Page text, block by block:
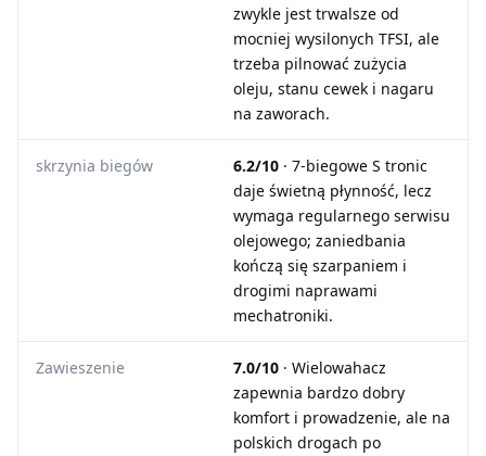
zwykle jest trwalsze od
mocniej wysilonych TFSI, ale
trzeba pilnować zużycia
oleju, stanu cewek i nagaru
na zaworach.
skrzynia biegów 6.2/10 · 7-biegowe S tronic
daje świetną płynność, lecz
wymaga regularnego serwisu
olejowego; zaniedbania
kończą się szarpaniem i
drogimi naprawami
mechatroniki.
Zawieszenie 7.0/10 · Wielowahacz
zapewnia bardzo dobry
komfort i prowadzenie, ale na
polskich drogach po